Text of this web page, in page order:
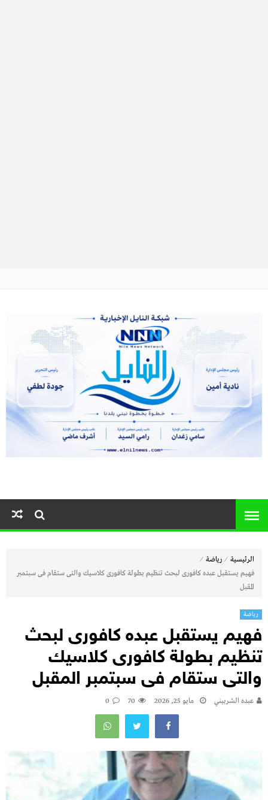
الرئيسية ⁄ رياضة ⁄
فهيم يستقبل عبده كافورى لبحث تنظيم بطولة كافورى كلاسيك والتى ستقام فى سبتمبر
المقبل
رياضة
فهيم يستقبل عبده كافورى لبحث
تنظيم بطولة كافورى كلاسيك
والتى ستقام فى سبتمبر المقبل
عبده الشربيني مايو 25, 2026 70
0